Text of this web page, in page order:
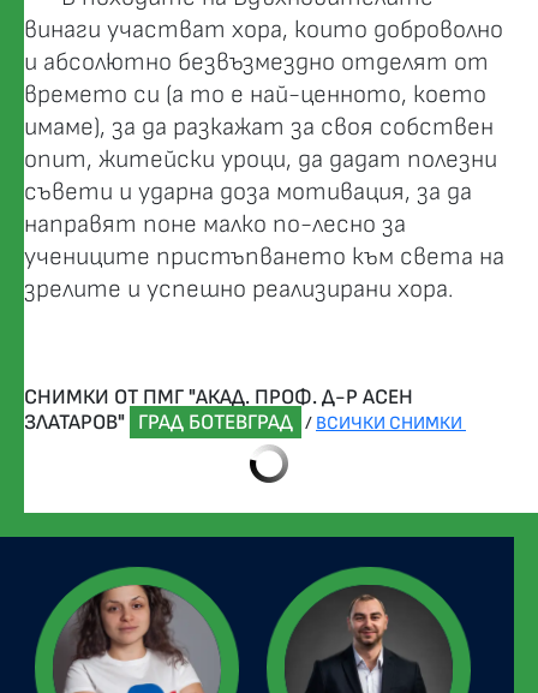
винаги участват хора, които доброволно
и абсолютно безвъзмездно отделят от
времето си (а то е най-ценното, което
имаме), за да разкажат за своя собствен
опит, житейски уроци, да дадат полезни
съвети и ударна доза мотивация, за да
направят поне малко по-лесно за
учениците пристъпването към света на
зрелите и успешно реализирани хора.
СНИМКИ ОТ ПМГ "АКАД. ПРОФ. Д-Р АСЕН
ЗЛАТАРОВ" ГРАД БОТЕВГРАД / ВСИЧКИ СНИМКИ